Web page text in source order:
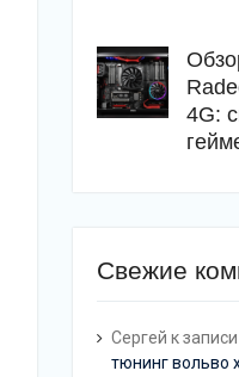
4G:
Свежие
Сергей к записи
тюнинг вольво